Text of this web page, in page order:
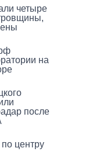
четыре
на
после
центру